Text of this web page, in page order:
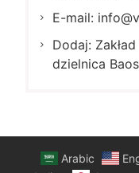
E-mail:
Dodaj:
dzielnica
Arabic